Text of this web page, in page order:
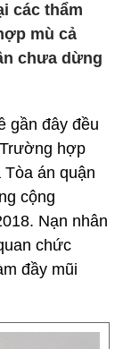
các thẩm
mù cả
chưa dừng
gần đây đều
hợp
án quận
cộng
Nạn nhân
chức
đầy mũi